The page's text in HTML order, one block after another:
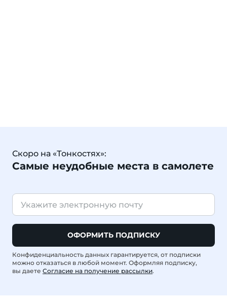
Скоро на «Тонкостях»:
Самые неудобные места в самолете
ОФОРМИТЬ ПОДПИСКУ
Конфиденциальность данных гарантируется, от подписки
можно отказаться в любой момент. Оформляя подписку,
вы даете Согласие на получение рассылки.